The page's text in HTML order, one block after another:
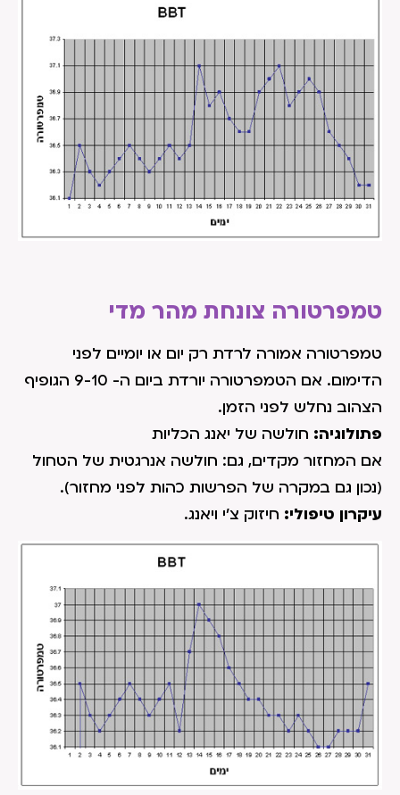
טמפרטורה צונחת מהר מדי
טמפרטורה אמורה לרדת רק יום או יומיים לפני
הדימום. אם הטמפרטורה יורדת ביום ה- 9-10 הגופיף
הצהוב נחלש לפני הזמן.
פתולוגיה: חולשה של יאנג הכליות
אם המחזור מקדים, גם: חולשה אנרגטית של הטחול
(נכון גם במקרה של הפרשות כהות לפני מחזור).
עיקרון טיפולי: חיזוק צ'י ויאנג.